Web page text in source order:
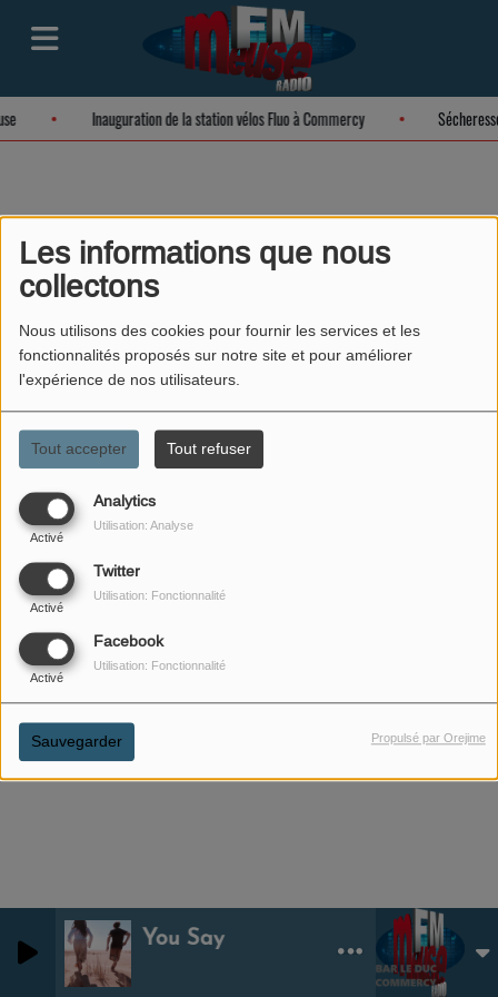
Les informations que nous
collectons
Nous utilisons des cookies pour fournir les services et les
fonctionnalités proposés sur notre site et pour améliorer
l'expérience de nos utilisateurs.
Tout accepter Tout refuser
Analytics
Activé
Utilisation: Analyse
Twitter
Activé
Utilisation: Fonctionnalité
Facebook
Activé
Utilisation: Fonctionnalité
Sauvegarder Propulsé par Orejime
Know What You Say
Hedena
Inauguration de la station vélos Fluo à Commercy
OCEANE
LACHE TA DEDICACE DU LUNDI
AU VENDREDI